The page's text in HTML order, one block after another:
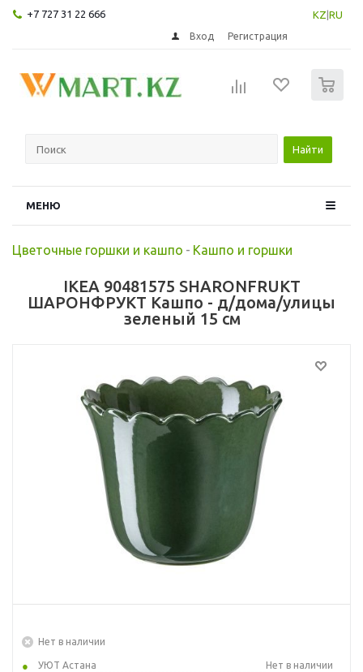
+7 727 31 22 666 KZ RU
Вход Регистрация
Найти
МЕНЮ
Цветочные горшки и кашпо - Кашпо и горшки
IKEA 90481575 SHARONFRUKT
ШАРОНФРУКТ Кашпо - д/дома/улицы
зеленый 15 см
Нет в наличии
УЮТ Астана
Нет в наличии